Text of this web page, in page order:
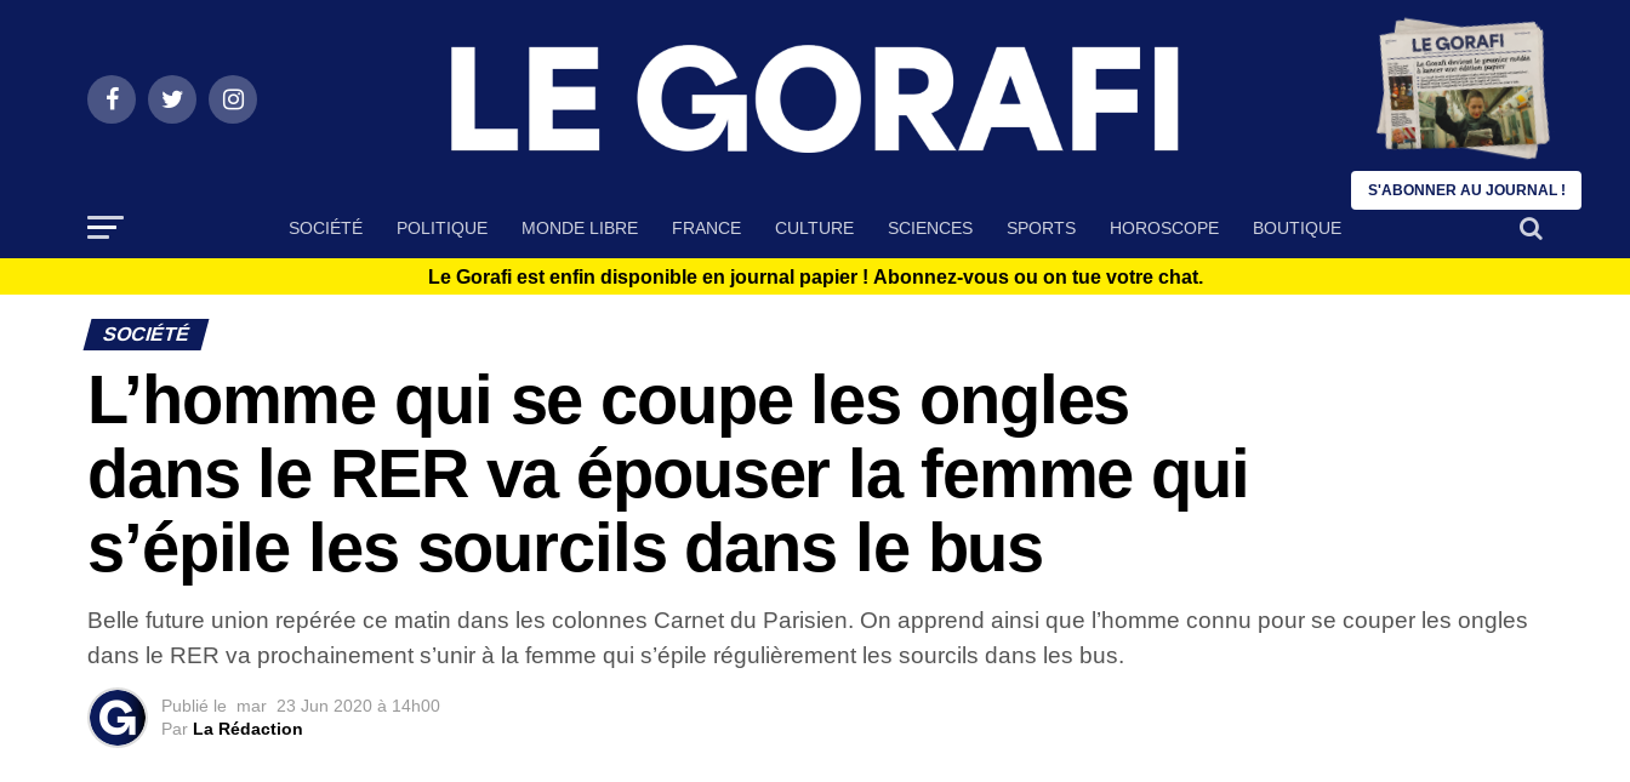
SOCIÉTÉ POLITIQUE MONDE LIBRE FRANCE CULTURE SCIENCES SPORTS HOROSCOPE BOUTIQUE
Le Gorafi est enfin disponible en journal papier ! Abonnez-vous ou on tue votre chat.
SOCIÉTÉ
L’homme qui se coupe les ongles
dans le RER va épouser la femme qui
s’épile les sourcils dans le bus
Belle future union repérée ce matin dans les colonnes Carnet du Parisien. On apprend ainsi que l’homme connu pour se couper les ongles
dans le RER va prochainement s’unir à la femme qui s’épile régulièrement les sourcils dans les bus.
Publié le mar 23 Jun 2020 à 14h00
Par La Rédaction
S'ABONNER AU JOURNAL !